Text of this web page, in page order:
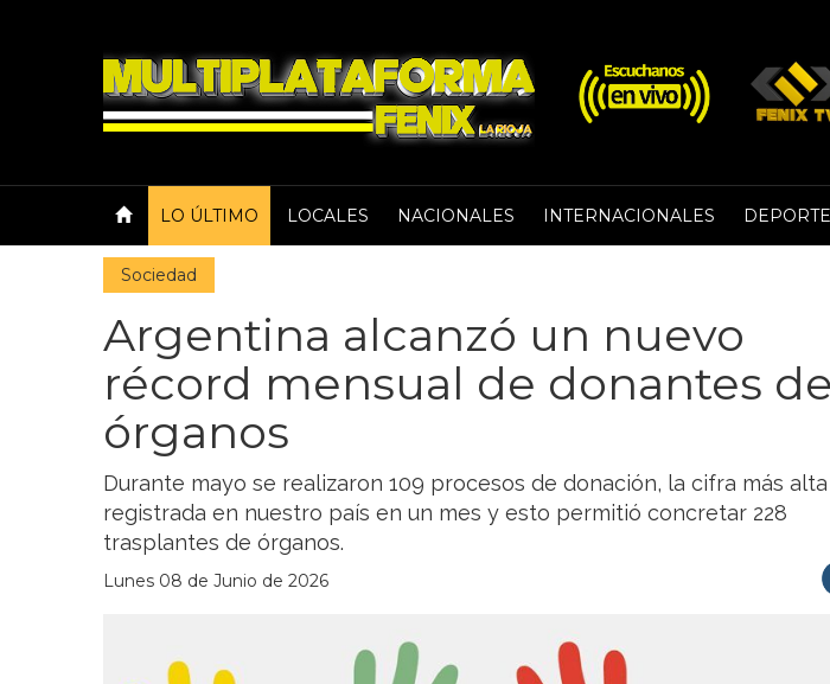
LO ÚLTIMO LOCALES NACIONALES INTERNACIONALES
Sociedad
Argentina alcanzó un nuevo
récord mensual de donantes de
órganos
Durante mayo se realizaron 109 procesos de donación, la cifra más alta
registrada en nuestro país en un mes y esto permitió concretar 228
trasplantes de órganos.
Lunes 08 de Junio de 2026